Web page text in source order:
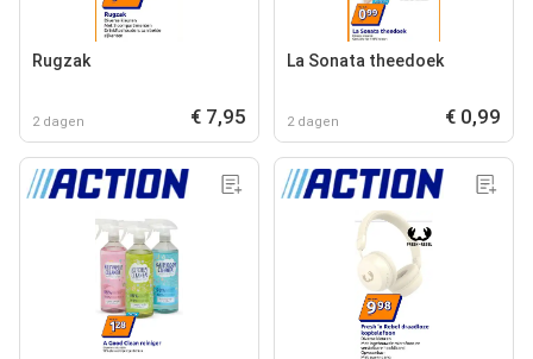
Rugzak
2 dagen € 7,95
La Sonata theedoek
2 dagen € 0,99